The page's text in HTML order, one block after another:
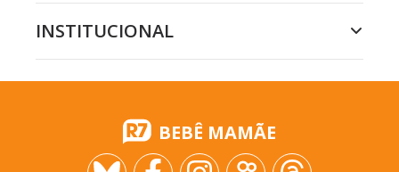
INSTITUCIONAL
BEBÊ MAMÃE